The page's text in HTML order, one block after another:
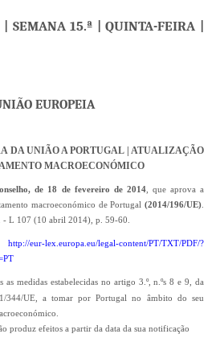
SEMANA 15.ª | QUINTA-FEIRA
EUROPEIA
DA UNIÃO A PORTUGAL | ATUALIZAÇÃO
MACROECONÓMICO
de 18 de fevereiro de 2014, que aprova a
macroeconómico de Portugal (2014/196/UE)
L 107 (10 abril 2014), p. 59-60.
http://eur-lex.europa.eu/legal-content/PT/TXT/PDF/?
as medidas estabelecidas no artigo 3.º, n.ºs 8 e 9, da
344/UE, a tomar por Portugal no âmbito do seu
produz efeitos a partir da data da sua notificação